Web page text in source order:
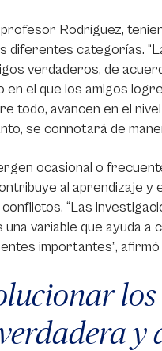
Rodríguez,
diferentes categorías.
verdaderos, de
en el que los amigos
todo, avancen en el
se connotará de
ocasional o
al aprendizaje y
“Las
variable que ayuda a
importantes”,
y